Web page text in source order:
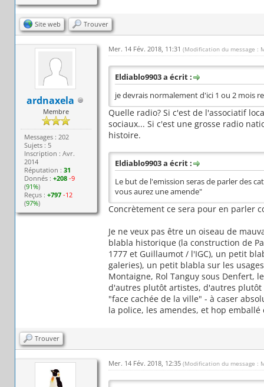
Site web Trouver
ardnaxela
Membre
Messages : 202
Sujets : 5
Inscription : Avr.
2014
Réputation :31
Donnés :+208 -9
(91%)
Reçus :+797 -12
(97%)
Mer. 14 Fév. 2018, 11:31 (Modification du message :
Eldiablo9903 a écrit :
je devrais normalement d'ici 1 ou 2 mois
Quelle radio? Si c'est de l'associatif
sociaux... Si c'est une grosse radio
histoire.
Eldiablo9903 a écrit :
Le but de l'emission seras de parler des
vous aurez une amende"
Concrètement ce sera pour en parler
Je ne veux pas être un oiseau de
blabla historique (la construction de
1777 et Guillaumot / l'IGC), un petit
galeries), un petit blabla sur les
Montaigne, Rol Tanguy sous Denfert,
d'autres plutôt artistes, d'autres
"face cachée de la ville" - à caser
la police, les amendes, et hop emballé
Trouver
Mer. 14 Fév. 2018, 12:35 (Modification du message :